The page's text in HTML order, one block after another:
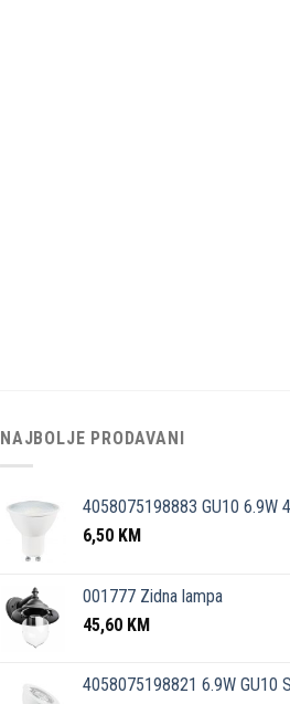
NAJBOLJE PRODAVANI
4058075198883 GU10 6.9W
6,50 KM
001777 Zidna lampa
45,60 KM
4058075198821 6.9W GU10